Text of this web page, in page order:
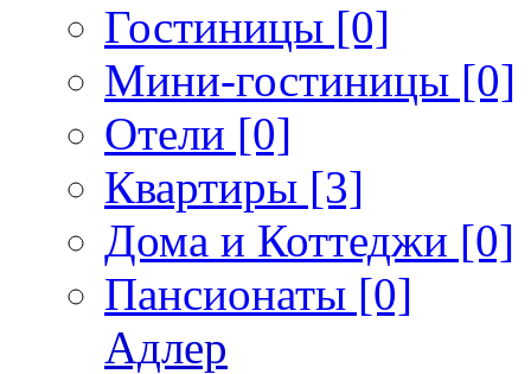
Гостиницы [0]
Мини-гостиницы [0]
Отели [0]
Квартиры [3]
Дома и Коттеджи [0]
Пансионаты [0]
Адлер